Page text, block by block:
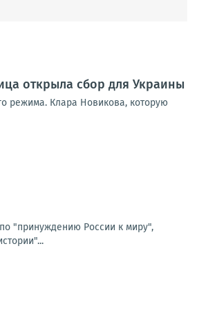
открыла сбор для Украины
режима. Клара Новикова, которую
"принуждению России к миру",